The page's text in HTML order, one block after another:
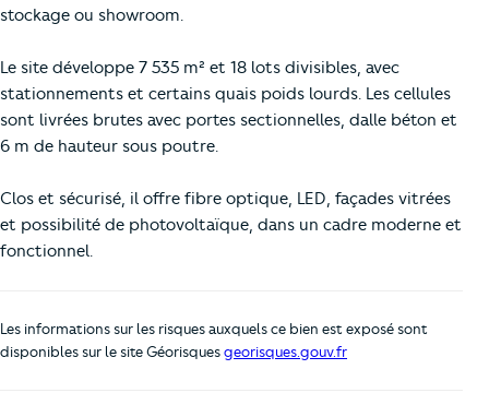
stockage ou showroom.
Le site développe 7 535 m² et 18 lots divisibles, avec
stationnements et certains quais poids lourds. Les cellules
sont livrées brutes avec portes sectionnelles, dalle béton et
6 m de hauteur sous poutre.
Clos et sécurisé, il offre fibre optique, LED, façades vitrées
et possibilité de photovoltaïque, dans un cadre moderne et
fonctionnel.
Les informations sur les risques auxquels ce bien est exposé sont
disponibles sur le site Géorisquesgeorisques.gouv.fr